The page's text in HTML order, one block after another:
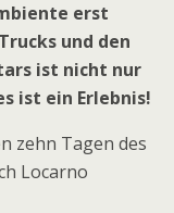
erst
und den
ist nicht nur
ist ein Erlebnis!
zehn Tagen des
Locarno